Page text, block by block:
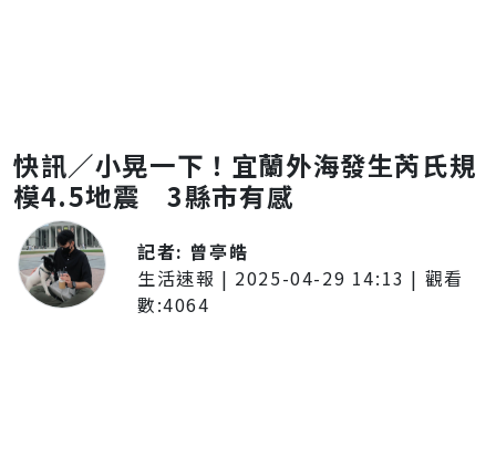
快訊／小晃一下！宜蘭外海發生芮氏規
模4.5地震 3縣市有感
記者: 曾亭皓
生活速報 | 2025-04-29 14:13 | 觀看
數:4064